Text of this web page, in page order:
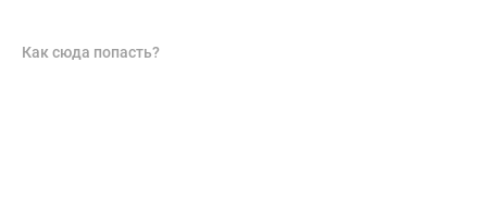
Как сюда попасть?